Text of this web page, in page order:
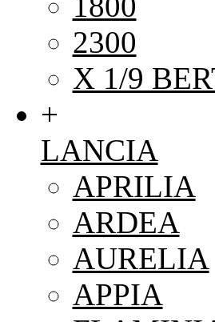
2300
X 1/9
+
LANCIA
APRILIA
ARDEA
AURELIA
APPIA